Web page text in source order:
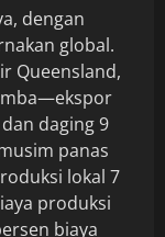
dengan
global.
Queensland,
daging 9
panas
lokal 7
produksi
biaya